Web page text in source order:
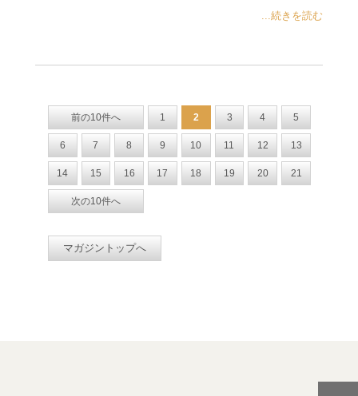
...続きを読む
前の10件へ 1 2 3 4 5
6 7 8 9 10 11 12 13
14 15 16 17 18 19 20 21
次の10件へ
マガジントップへ